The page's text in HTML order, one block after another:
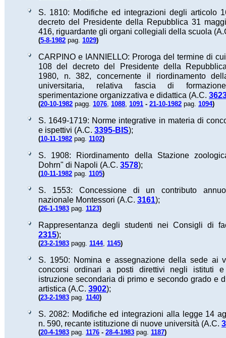
S. 1810: Modifiche ed integrazioni degli articolo
decreto del Presidente della Repubblica 31
416, riguardante gli organi collegiali della scuola
(5-8-1982 pag. 1029)
CARPINO e IANNIELLO: Proroga del termine di
108 del decreto del Presidente della
1980, n. 382, concernente il riordinamento
universitaria, relativa fascia di
sperimentazione organizzativa e didattica (A.C.
(20-10-1982 pagg. 1076, 1088, 1091 - 21-10-1982 pag. 1094)
S. 1649-1719: Norme integrative in materia di
e ispettivi (A.C. 3395-BIS);
(10-11-1982 pag. 1102)
S. 1908: Riordinamento della Stazione
Dohrn" di Napoli (A.C. 3578);
(10-11-1982 pag. 1105)
S. 1553: Concessione di un contributo
nazionale Montessori (A.C. 3161);
(26-1-1983 pag. 1123)
Rappresentanza degli studenti nei Consigli di
2315);
(23-2-1983 pagg. 1144, 1145)
S. 1950: Nomina e assegnazione della sede ai
concorsi ordinari a posti direttivi negli istituti
istruzione secondaria di primo e secondo grado e
artistica (A.C. 3902);
(23-2-1983 pag. 1140)
S. 2082: Modifiche ed integrazioni alla legge 14
n. 590, recante istituzione di nuove università (A.C.
(20-4-1983 pag. 1176 - 28-4-1983 pag. 1187)